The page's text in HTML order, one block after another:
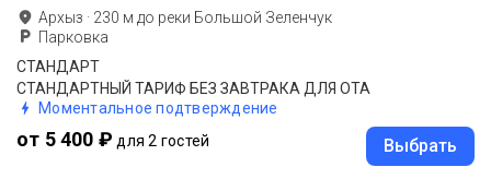
Архыз · 230 м до реки Большой Зеленчук
Парковка
СТАНДАРТ
СТАНДАРТНЫЙ ТАРИФ БЕЗ ЗАВТРАКА ДЛЯ ОТА
Моментальное подтверждение
от 5 400 ₽ для 2 гостей Выбрать